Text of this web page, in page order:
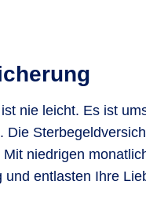
nie leicht. Es ist
Die
niedrigen
entlasten Ihre